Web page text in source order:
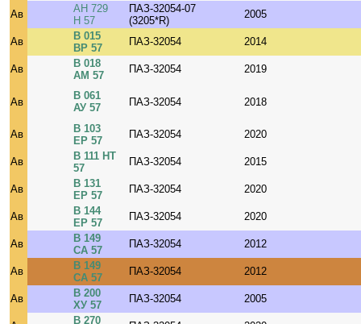
Ав
АН 729
Н 57
ПАЗ-32054-07
(3205*R)
2005
Ав
В 015
ВР 57
ПАЗ-32054 2014
Ав
В 018
АМ 57
ПАЗ-32054 2019
Ав
В 061
АУ 57
ПАЗ-32054 2018
Ав
В 103
ЕР 57
ПАЗ-32054 2020
Ав
В 111 НТ
57
ПАЗ-32054 2015
Ав
В 131
ЕР 57
ПАЗ-32054 2020
Ав
В 144
ЕР 57
ПАЗ-32054 2020
Ав
В 149
СА 57
ПАЗ-32054 2012
Ав
В 149
СА 57
ПАЗ-32054 2012
Ав
В 200
ХУ 57
ПАЗ-32054 2005
В 270